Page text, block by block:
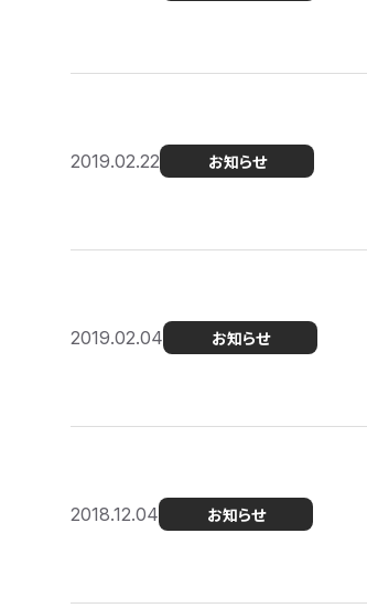
2019.02.22 お知らせ
2019.02.04 お知らせ
2018.12.04 お知らせ